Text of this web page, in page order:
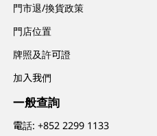
門市退/換貨政策
門店位置
牌照及許可證
加入我們
一般查詢
電話:+852 2299 1133